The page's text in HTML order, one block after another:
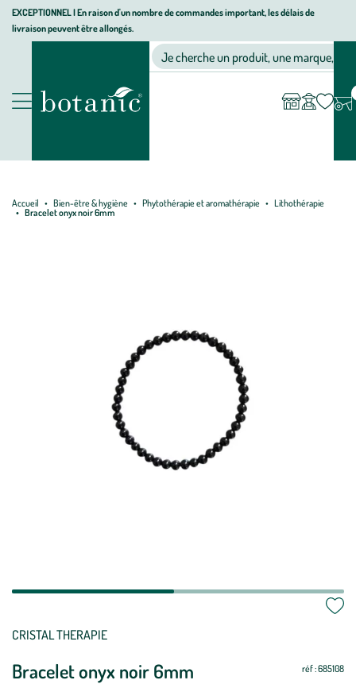
Aller
Aller
au
Aller
au
page
EXCEPTIONNEL I En raison d'un nombre de commandes important, les délais de
livraison peuvent être allongés.
Nos produits
Jardinerie écologique, animalerie, décoration, alimentation bio
Je cherche un produit, une marque, un
compte
Accueil Bien-être & hygiène Phytothérapie et aromathérapie
Lithothérapie
Bracelet onyx noir 6mm
CRISTAL THERAPIE
Bracelet onyx noir 6mm réf : 685108
Mettre
jour
Mettre
jour